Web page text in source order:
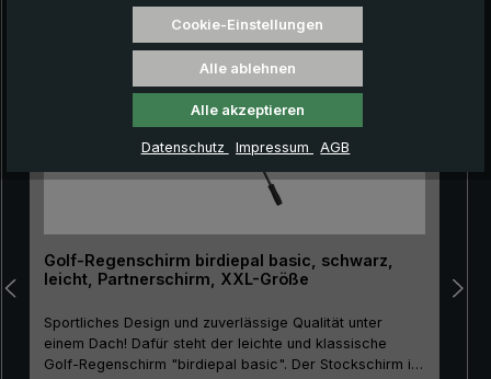
Golf-Regenschirm birdiepal basic, schwarz,
leicht, Partnerschirm, XXL-Größe
Sportliches Design und zuverlässige Qualität unter
einem Dach! Dafür steht der leichte und klassische
Golf-Regenschirm "birdiepal basic". Der Stockschirm ist
Cookie-Einstellungen
Alle ablehnen
Alle akzeptieren
Datenschutz Impressum AGB